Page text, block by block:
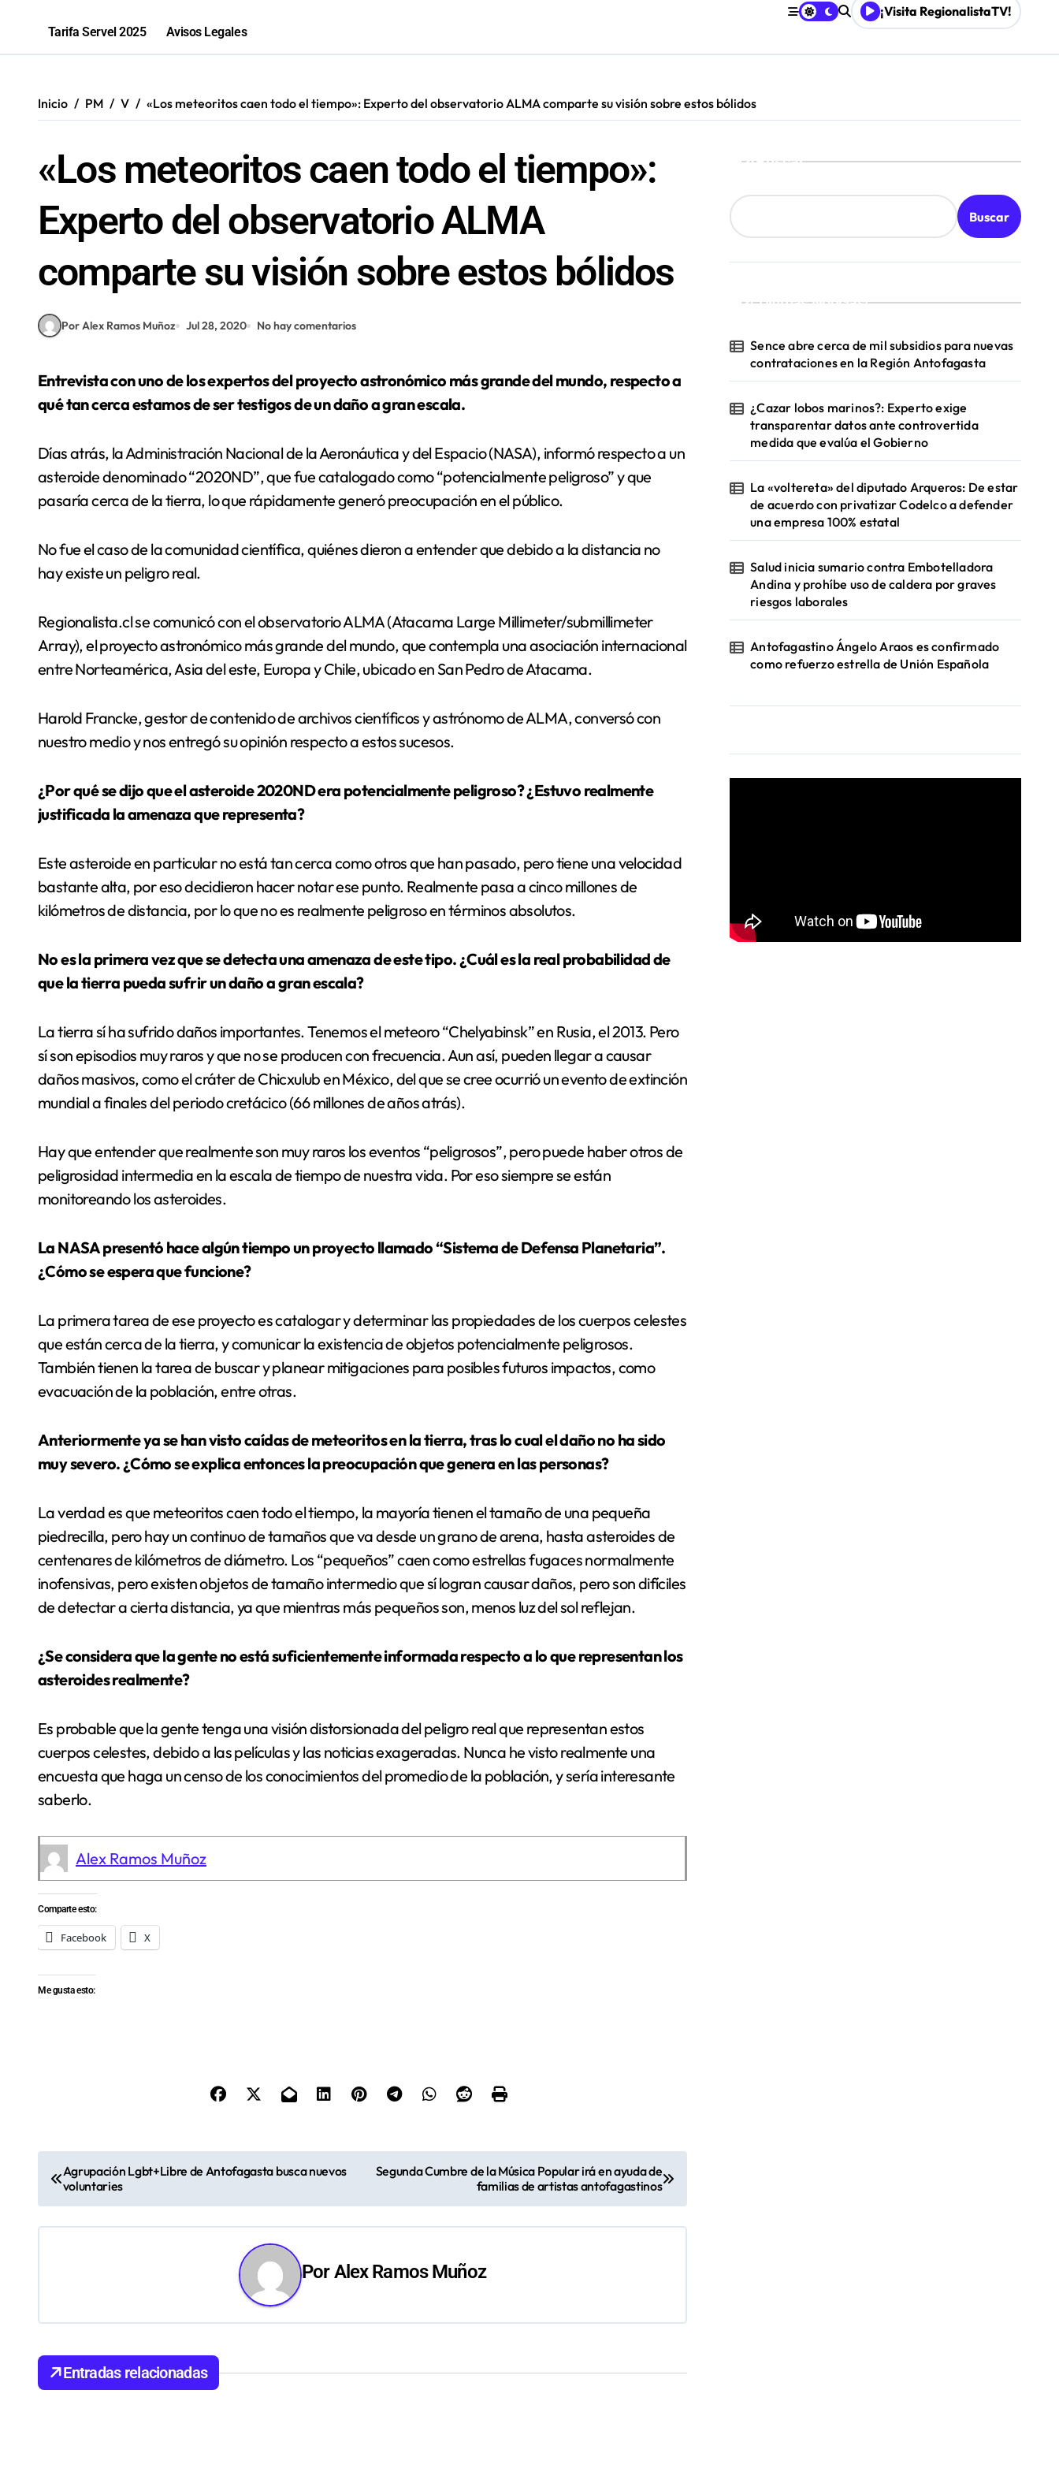
Tarifa Servel 2025 Avisos Legales
¡Visita RegionalistaTV!
Inicio PM V «Los meteoritos caen todo el tiempo»: Experto del observatorio ALMA comparte su visión sobre estos bólidos
«Los meteoritos caen todo el tiempo»:
Experto del observatorio ALMA
comparte su visión sobre estos bólidos
Por Alex Ramos Muñoz Jul 28, 2020 No hay comentarios
Entrevista con uno de los expertos del proyecto astronómico más grande del mundo, respecto a
qué tan cerca estamos de ser testigos de un daño a gran escala.
Días atrás, la Administración Nacional de la Aeronáutica y del Espacio (NASA), informó respecto a un
asteroide denominado “2020ND”, que fue catalogado como “potencialmente peligroso” y que
pasaría cerca de la tierra, lo que rápidamente generó preocupación en el público.
No fue el caso de la comunidad científica, quiénes dieron a entender que debido a la distancia no
hay existe un peligro real.
Regionalista.cl se comunicó con el observatorio ALMA (Atacama Large Millimeter/submillimeter
Array), el proyecto astronómico más grande del mundo, que contempla una asociación internacional
entre Norteamérica, Asia del este, Europa y Chile, ubicado en San Pedro de Atacama.
Harold Francke, gestor de contenido de archivos científicos y astrónomo de ALMA, conversó con
nuestro medio y nos entregó su opinión respecto a estos sucesos.
¿Por qué se dijo que el asteroide 2020ND era potencialmente peligroso? ¿Estuvo realmente
justificada la amenaza que representa?
Este asteroide en particular no está tan cerca como otros que han pasado, pero tiene una velocidad
bastante alta, por eso decidieron hacer notar ese punto. Realmente pasa a cinco millones de
kilómetros de distancia, por lo que no es realmente peligroso en términos absolutos.
No es la primera vez que se detecta una amenaza de este tipo. ¿Cuál es la real probabilidad de
que la tierra pueda sufrir un daño a gran escala?
La tierra sí ha sufrido daños importantes. Tenemos el meteoro “Chelyabinsk” en Rusia, el 2013. Pero
sí son episodios muy raros y que no se producen con frecuencia. Aun así, pueden llegar a causar
daños masivos, como el cráter de Chicxulub en México, del que se cree ocurrió un evento de extinción
mundial a finales del periodo cretácico (66 millones de años atrás).
Hay que entender que realmente son muy raros los eventos “peligrosos”, pero puede haber otros de
peligrosidad intermedia en la escala de tiempo de nuestra vida. Por eso siempre se están
monitoreando los asteroides.
La NASA presentó hace algún tiempo un proyecto llamado “Sistema de Defensa Planetaria”.
¿Cómo se espera que funcione?
La primera tarea de ese proyecto es catalogar y determinar las propiedades de los cuerpos celestes
que están cerca de la tierra, y comunicar la existencia de objetos potencialmente peligrosos.
También tienen la tarea de buscar y planear mitigaciones para posibles futuros impactos, como
evacuación de la población, entre otras.
Anteriormente ya se han visto caídas de meteoritos en la tierra, tras lo cual el daño no ha sido
muy severo. ¿Cómo se explica entonces la preocupación que genera en las personas?
La verdad es que meteoritos caen todo el tiempo, la mayoría tienen el tamaño de una pequeña
piedrecilla, pero hay un continuo de tamaños que va desde un grano de arena, hasta asteroides de
centenares de kilómetros de diámetro. Los “pequeños” caen como estrellas fugaces normalmente
inofensivas, pero existen objetos de tamaño intermedio que sí logran causar daños, pero son difíciles
de detectar a cierta distancia, ya que mientras más pequeños son, menos luz del sol reflejan.
¿Se considera que la gente no está suficientemente informada respecto a lo que representan los
asteroides realmente?
Es probable que la gente tenga una visión distorsionada del peligro real que representan estos
cuerpos celestes, debido a las películas y las noticias exageradas. Nunca he visto realmente una
encuesta que haga un censo de los conocimientos del promedio de la población, y sería interesante
saberlo.
Alex Ramos Muñoz
Comparte esto:
Facebook X
Me gusta esto:
a
v
a
c
i
Agrupación Lgbt+Libre de Antofagasta busca nuevos
voluntaries
Segunda Cumbre de la Música Popular irá en ayuda de
familias de artistas antofagastinos
PorAlex Ramos Muñoz
Entradas relacionadas
Buscar
Buscar
¡Ultimas Noticias!
Sence abre cerca de mil subsidios para nuevas
contrataciones en la Región Antofagasta
¿Cazar lobos marinos?: Experto exige
transparentar datos ante controvertida
medida que evalúa el Gobierno
La «voltereta» del diputado Arqueros: De estar
de acuerdo con privatizar Codelco a defender
una empresa 100% estatal
Salud inicia sumario contra Embotelladora
Andina y prohíbe uso de caldera por graves
riesgos laborales
Antofagastino Ángelo Araos es confirmado
como refuerzo estrella de Unión Española